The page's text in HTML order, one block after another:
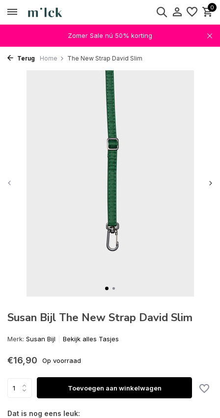
0
Zomer Sale nú 50% korting
Terug Home The New Strap David Slim
Susan Bijl The New Strap David Slim
Merk: Susan Bijl Bekijk alles Tasjes
€16,90 Op voorraad
Toevoegen aan winkelwagen
Dat is nog eens leuk: